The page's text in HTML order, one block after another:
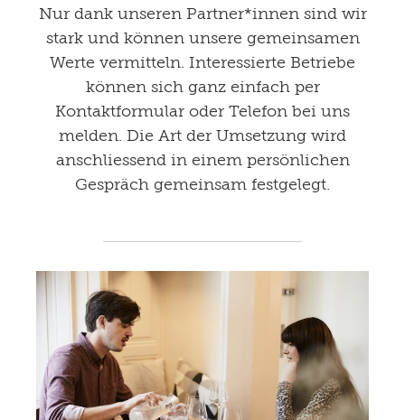
Nur dank unseren Partner*innen sind wir
stark und können unsere gemeinsamen
Werte vermitteln. Interessierte Betriebe
können sich ganz einfach per
Kontaktformular oder Telefon bei uns
melden. Die Art der Umsetzung wird
anschliessend in einem persönlichen
Gespräch gemeinsam festgelegt.